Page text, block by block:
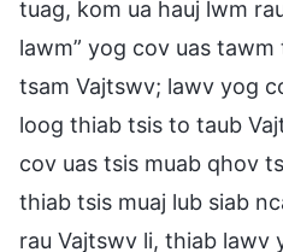
tuag, kom ua hauj lwm
lawm” yog cov uas
tsam Vajtswv; lawv yog
loog thiab tsis to taub
cov uas tsis muab qhov
thiab tsis muaj lub siab
rau Vajtswv li, thiab lawv